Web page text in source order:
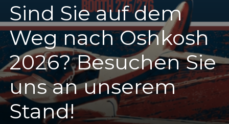
Sind Sie auf dem
Weg nach Oshkosh
2026? Besuchen Sie
uns an unserem
Stand!